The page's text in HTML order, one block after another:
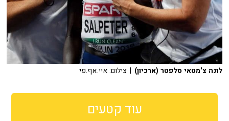
לונה צ'מטאי סלפטר (ארכיון) | צילום: איי.אף.פי
עוד קטעים